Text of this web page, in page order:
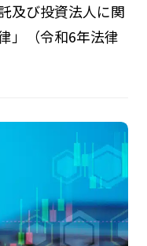
及び投資法人に関
」（令和6年法律